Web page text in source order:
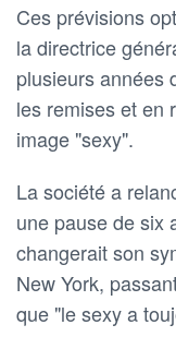
Ces prévisions
la directrice
plusieurs années
les remises et en
image "sexy".
La société a
une pause de six
changerait son
New York,
que "le sexy a